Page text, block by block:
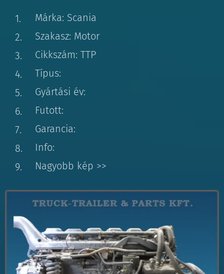
Márka: Scania
Szakasz: Motor
Cikkszám: TTP
Típus:
Gyártási év:
Futott:
Garancia:
Info:
Nagyobb kép >>